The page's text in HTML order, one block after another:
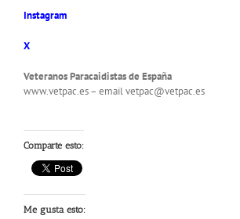
Instagram
X
Veteranos Paracaidistas de España
www.vetpac.es – email vetpac@vetpac.es
Comparte esto:
Me gusta esto: